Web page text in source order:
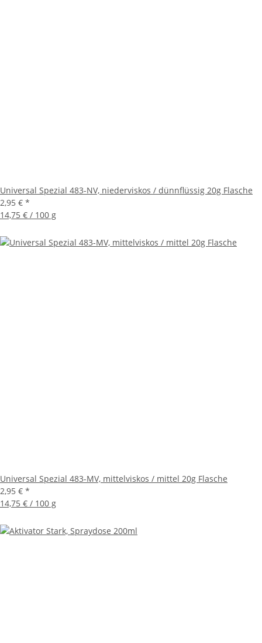
Universal Spezial 483-NV, niederviskos / dünnflüssig 20g Flasche
2,95 € *
14,75 € / 100 g
Universal Spezial 483-MV, mittelviskos / mittel 20g Flasche
2,95 € *
14,75 € / 100 g